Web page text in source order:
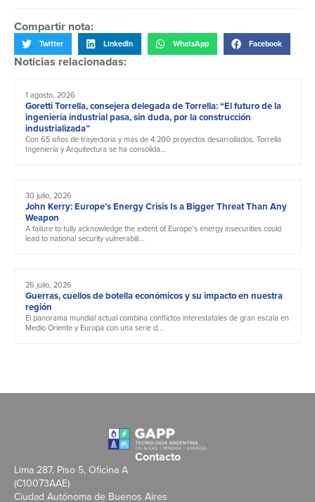
Compartir nota:
Twitter LinkedIn WhatsApp Facebook
Noticias relacionadas:
1 agosto, 2026
Goretti Torrella, consejera delegada de Torrella: “El futuro de la
ingeniería industrial pasa, sin duda, por la construcción
industrializada”
Con 65 años de trayectoria y más de 4.200 proyectos desarrollados, Torrella
Ingeniería y Arquitectura se ha consolida...
30 julio, 2026
John Kerry: Europe’s Energy Crisis Is a Bigger Threat Than Any
Weapon
A failure to fully acknowledge the extent of Europe’s energy insecurities could
lead to national security vulnerabili...
26 julio, 2026
Guerras, cuellos de botella económicos y su impacto en nuestra
región
El panorama mundial actual combina conflictos interestatales de gran escala en
Medio Oriente y Europa con una serie d...
Contacto
Lima 287, Piso 5, Oficina A
(C10073AAE)
Ciudad Autónoma de Buenos Aires